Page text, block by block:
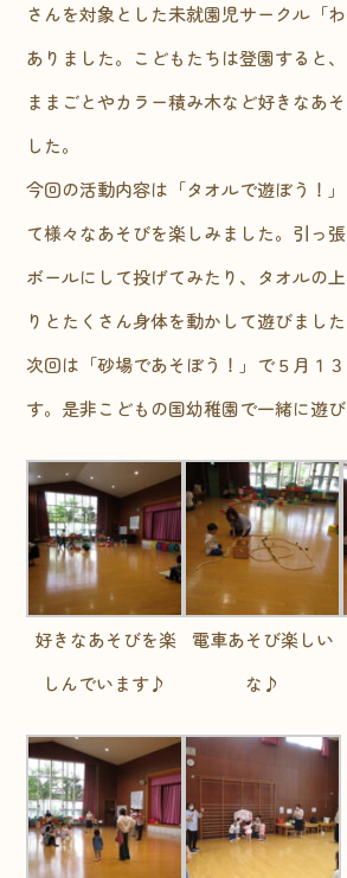
さんを対象とした未就園児サークル「
ありました。こどもたちは登園すると
ままごとやカラー積み木など好きなあ
した。
今回の活動内容は「タオルで遊ぼう！
て様々なあそびを楽しみました。引っ張
ボールにして投げてみたり、タオルの
りとたくさん身体を動かして遊びました
次回は「砂場であそぼう！」で５月１
す。是非こどもの国幼稚園で一緒に遊
好きなあそびを楽
しんでいます♪
電車あそび楽しい
な♪